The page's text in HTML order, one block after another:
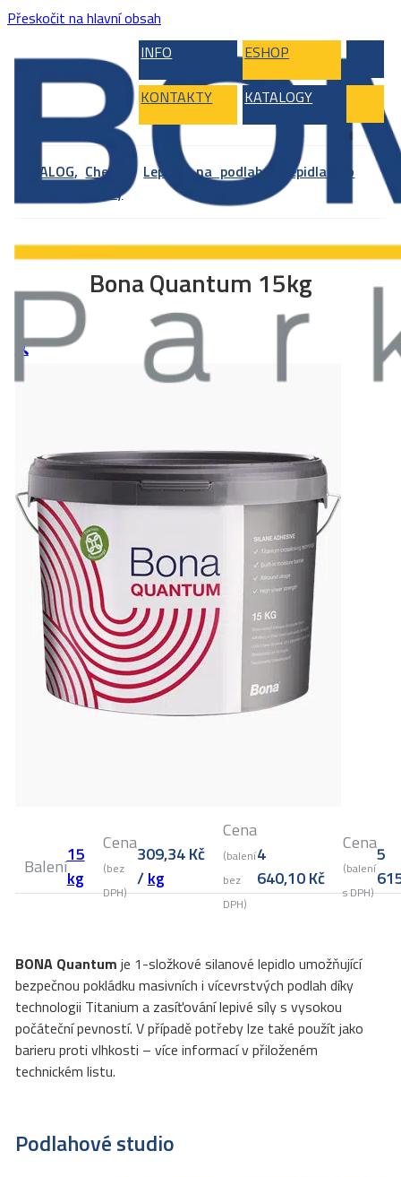
Přeskočit na hlavní obsah
INFO
ESHOP
KONTAKTY KATALOGY
KATALOG, Chemie , Lepidla na podlahy
Lepidla pro
dřevěné podlahy
Bona Quantum 15kg
🔍
Balení15
kg
Cena
(bez
DPH)
309,34Kč
/kg
Cena
(balení
bez
DPH)
4
640,10Kč
Cena
(balení
s DPH)
5
BONA Quantum je 1-složkové silanové lepidlo umožňující
bezpečnou pokládku masivních i vícevrstvých podlah díky
technologii Titanium a zasíťování lepivé síly s vysokou
počáteční pevností. V případě potřeby lze také použít jako
barieru proti vlhkosti – více informací v přiloženém
technickém listu.
Podlahové studio